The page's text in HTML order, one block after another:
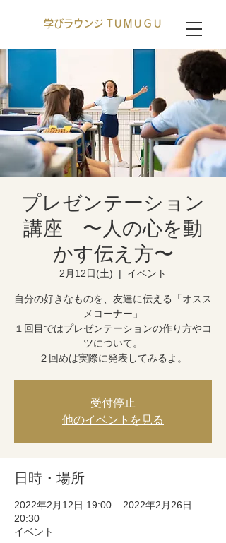
学びラウンジ TＵＭＵＧＵ
プレゼンテーション
講座 〜人の心を動
かす伝え方〜
2月12日(土)
  |
イベント
自分の好きなものを、友達に伝える「オスス
メコーナー」
１回目ではプレゼンテーションの作り方やコ
ツについて。
２回めは実際に発表してみるよ。
受付停止
他のイベントを見る
日時・場所
2022年2月12日 19:00 – 2022年2月26日
20:30
イベント